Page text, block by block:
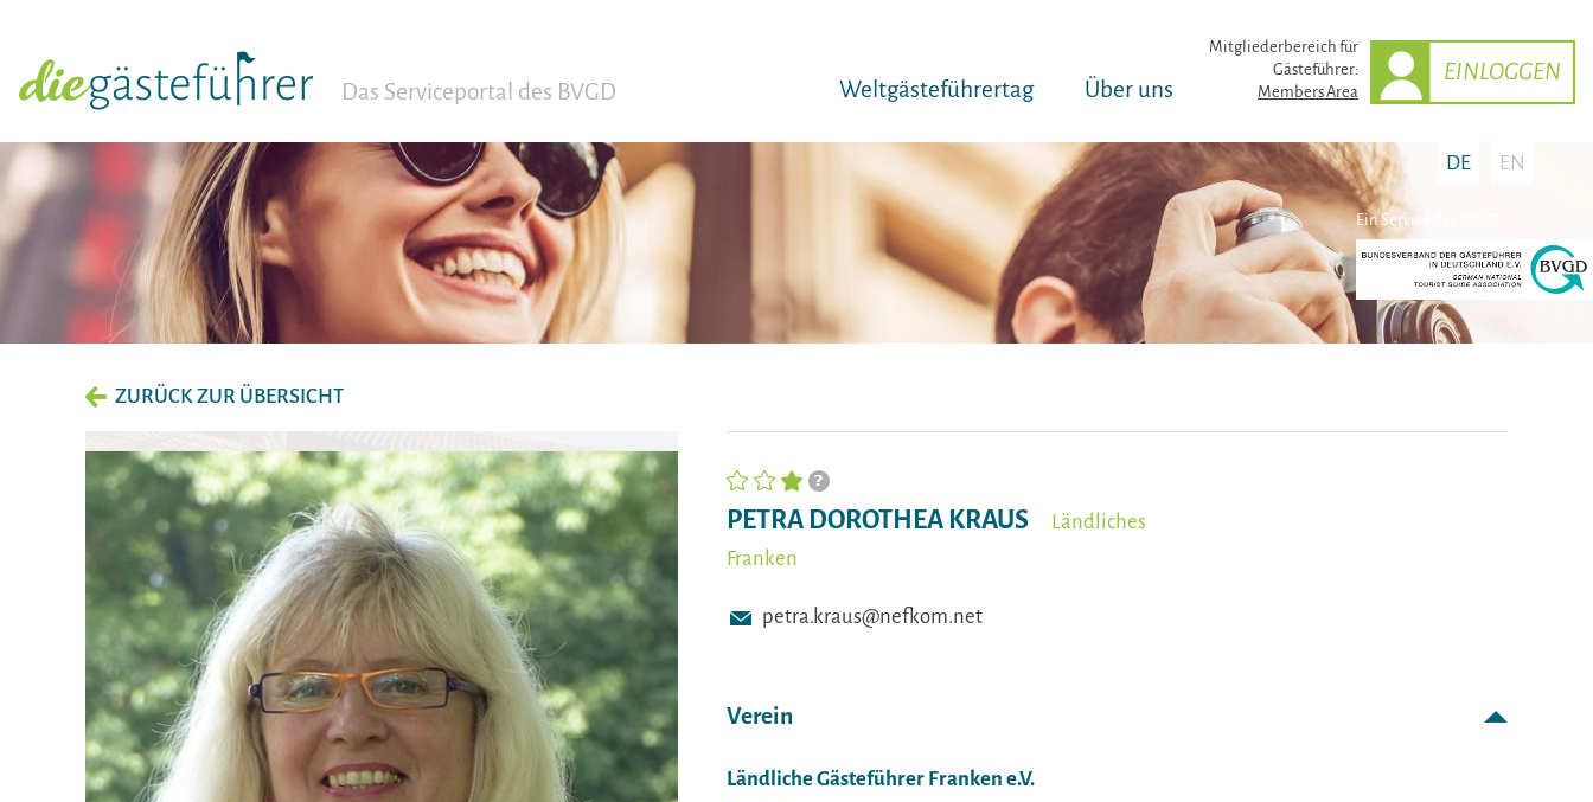
Das Serviceportal des BVGD Weltgäst­eführertag Über uns
Mitglieder­bereich für
Gästeführer:
Members Area
EINLOGGEN
Ein Service des BVGD
DE EN
ZURÜCK ZUR ÜBERSICHT
PETRA DOROTHEA KRAUS
Ländliches
Franken
petra.kraus@nefkom.net
Verein
Ländliche Gästeführer Franken e.V.